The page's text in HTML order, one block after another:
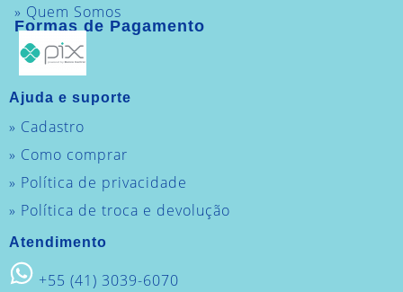
» Quem Somos
Formas de Pagamento
Ajuda e suporte
» Cadastro
» Como comprar
» Política de privacidade
» Política de troca e devolução
Atendimento
+55 (41) 3039-6070